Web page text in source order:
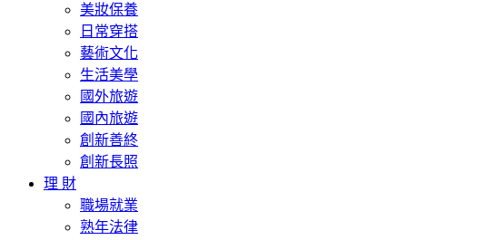
美妝保養
日常穿搭
藝術文化
生活美學
國外旅遊
國內旅遊
創新善終
創新長照
理 財
職場就業
熟年法律